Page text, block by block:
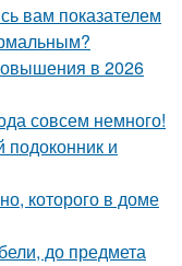
вам показателем
в 2026
совсем немного!
подоконник и
которого в доме
до предмета